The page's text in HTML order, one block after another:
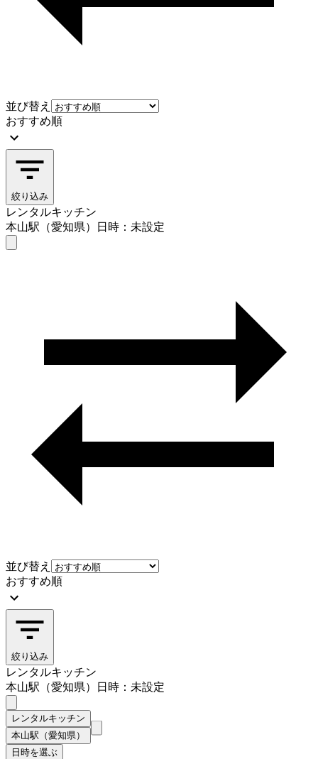
並び替え
おすすめ順
絞り込み
レンタルキッチン
本山駅（愛知県）
日時：未設定
並び替え
おすすめ順
絞り込み
レンタルキッチン
本山駅（愛知県）
日時：未設定
レンタルキッチン
本山駅（愛知県）
日時を選ぶ